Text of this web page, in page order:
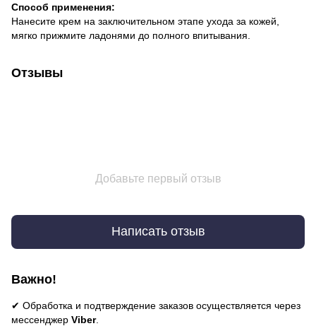
Способ применения:
Нанесите крем на заключительном этапе ухода за кожей,
мягко прижмите ладонями до полного впитывания.
Отзывы
Добавьте первый отзыв
Написать отзыв
Важно!
✔ Обработка и подтверждение заказов осуществляется через
мессенджер Viber.